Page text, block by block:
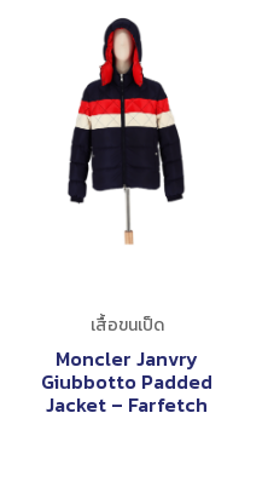
เสื้อขนเป็ด
Moncler Janvry
Giubbotto Padded
Jacket – Farfetch